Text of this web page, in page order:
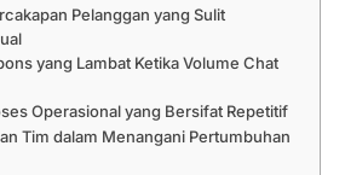
Pelanggan yang Sulit
yang Lambat Ketika Volume Chat
Operasional yang Bersifat Repetitif
Tim dalam Menangani Pertumbuhan